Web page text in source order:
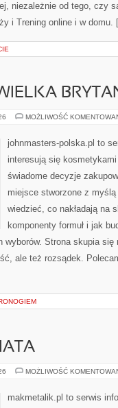
niezależnie od tego, czy
i Trening online i w
MOŻLIWOŚĆ
johnmasters-polska.pl to
interesują się
świadome decyzje
miejsce stworzone z
wiedzieć, co nakładają na
komponenty formuł i jak
wyborów. Strona skupia się
ale też rozsądek.
MOŻLIWOŚĆ
makmetalik.pl to serwis